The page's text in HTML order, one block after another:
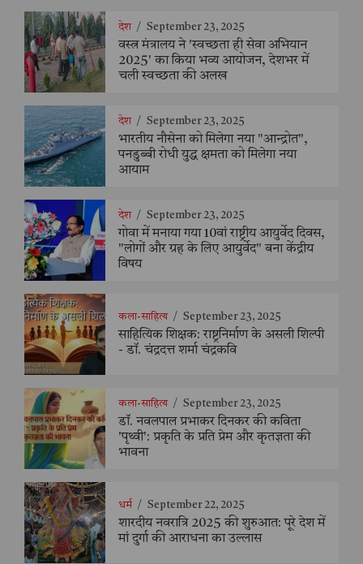
देश / September 23, 2025
वस्त्र मंत्रालय ने 'स्वच्छता ही सेवा अभियान
2025' का किया भव्य आयोजन, देशभर में
चली स्वच्छता की अलख
देश / September 23, 2025
भारतीय नौसेना को मिलेगा नया "आन्द्रोत",
पनडुब्बी रोधी युद्ध क्षमता को मिलेगा नया
आयाम
देश / September 23, 2025
गोवा में मनाया गया 10वां राष्ट्रीय आयुर्वेद दिवस,
"लोगों और ग्रह के लिए आयुर्वेद" बना केंद्रीय
विषय
कला-साहित्य / September 23, 2025
साहित्यिक शिक्षक: राष्ट्रनिर्माण के असली शिल्पी
- डॉ. चंद्रदत्त शर्मा चंद्रकवि
कला-साहित्य / September 23, 2025
डॉ. नवलपाल प्रभाकर दिनकर की कविता
'पृथ्वी': प्रकृति के प्रति प्रेम और कृतज्ञता की
भावना
धर्म / September 22, 2025
शारदीय नवरात्रि 2025 की शुरुआत: पूरे देश में
मां दुर्गा की आराधना का उल्लास